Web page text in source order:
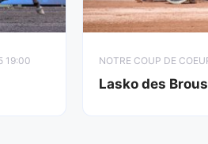
19:00 NOTRE COUP DE
Lasko des